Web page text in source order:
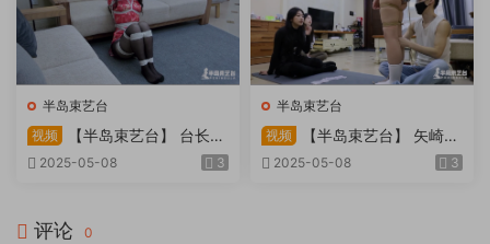
半岛束艺台
视频
【半岛束艺台】 台长不
在的时候
2025-05-08 3
半岛束艺台
视频
【半岛束艺台】 矢崎
泽爱 世界上运气最差的女孩
2025-05-08 3
评论 0